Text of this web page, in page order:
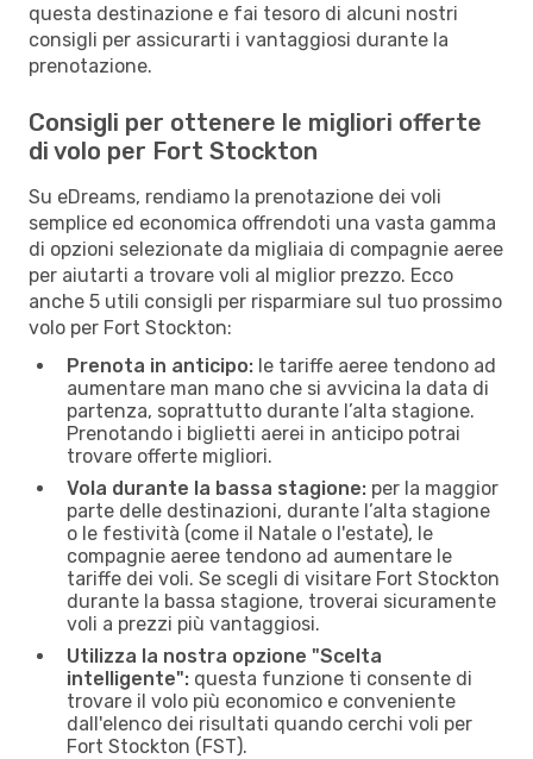
questa destinazione e fai tesoro di alcuni nostri
consigli per assicurarti i vantaggiosi durante la
prenotazione.
Consigli per ottenere le migliori offerte
di volo per Fort Stockton
Su eDreams, rendiamo la prenotazione dei voli
semplice ed economica offrendoti una vasta gamma
di opzioni selezionate da migliaia di compagnie aeree
per aiutarti a trovare voli al miglior prezzo. Ecco
anche 5 utili consigli per risparmiare sul tuo prossimo
volo per Fort Stockton:
Prenota in anticipo: le tariffe aeree tendono ad
aumentare man mano che si avvicina la data di
partenza, soprattutto durante l’alta stagione.
Prenotando i biglietti aerei in anticipo potrai
trovare offerte migliori.
Vola durante la bassa stagione: per la maggior
parte delle destinazioni, durante l’alta stagione
o le festività (come il Natale o l'estate), le
compagnie aeree tendono ad aumentare le
tariffe dei voli. Se scegli di visitare Fort Stockton
durante la bassa stagione, troverai sicuramente
voli a prezzi più vantaggiosi.
Utilizza la nostra opzione "Scelta
intelligente": questa funzione ti consente di
trovare il volo più economico e conveniente
dall'elenco dei risultati quando cerchi voli per
Fort Stockton (FST).